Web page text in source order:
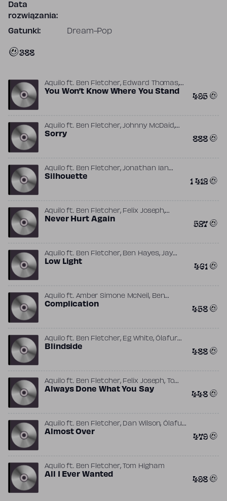
Data
rozwiązania:
Gatunki: Dream-Pop
388
Aquiloft. Ben Fletcher, Edward Thomas,
Lexxx,Tom Higham
You Won’t Know Where You Stand 495
Aquiloft. Ben Fletcher,Johnny McDaid,
Tom Higham
Sorry 888
Aquiloft. Ben Fletcher,Jonathan Ian
Green,Ólafur Arnalds
Silhouette 1 412
Aquiloft. Ben Fletcher, Felix Joseph,
Thomas Richard Havelock (Tom Cane)
Never Hurt Again 527
Aquiloft. Ben Fletcher, Ben Hayes,Jay
Heigl
Jon Green
Low Light 461
Aquiloft. Amber Simone McNeil , Ben
Fletcher,Robin Hannibal
Complication 458
Aquiloft. Ben Fletcher, Eg White,Ólafur
Arnalds,Tom Higham
Blindside 488
Aquiloft. Ben Fletcher, Felix Joseph, Tom
Higham
Always Done What You Say 448
Aquiloft. Ben Fletcher, Dan Wilson,Ólafur
Arnalds,Tom Higham
Almost Over 479
Aquiloft. Ben Fletcher, Tom Higham
All I Ever Wanted 498